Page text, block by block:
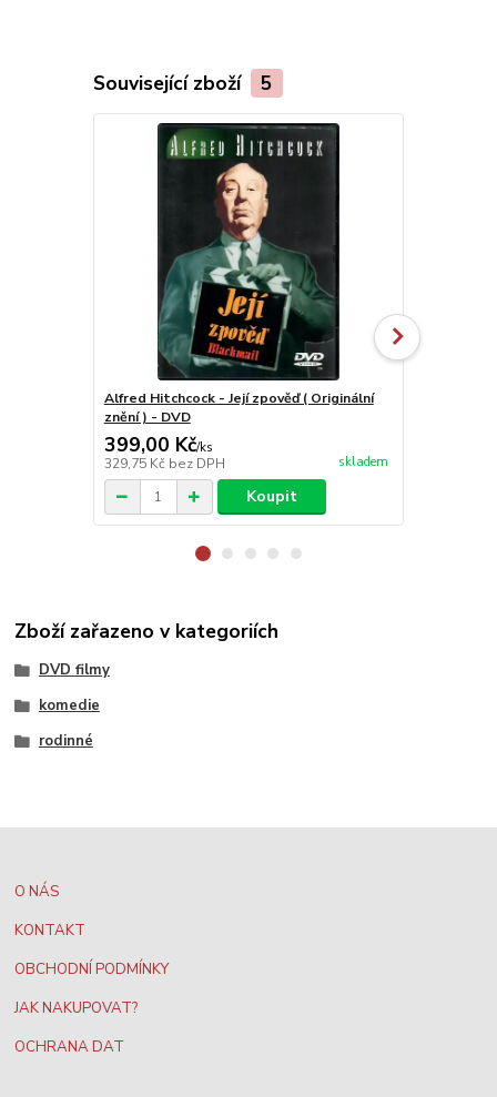
Související zboží 5
Alfred Hitchcock - Její zpověď ( Originální
znění ) - DVD
399,00 Kč/ks
329,75 Kč bez DPH skladem
Koupit
Zboží zařazeno v kategoriích
DVD filmy
komedie
rodinné
O NÁS
KONTAKT
OBCHODNÍ PODMÍNKY
JAK NAKUPOVAT?
OCHRANA DAT